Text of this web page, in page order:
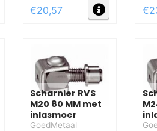
MEER INFO€20,57 MEER
Scharnier RVS
M20 80 MM met
inlasmoer
GoedMetaal